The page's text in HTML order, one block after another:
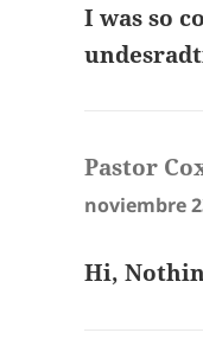
I was so
Pastor
noviembre
Hi,